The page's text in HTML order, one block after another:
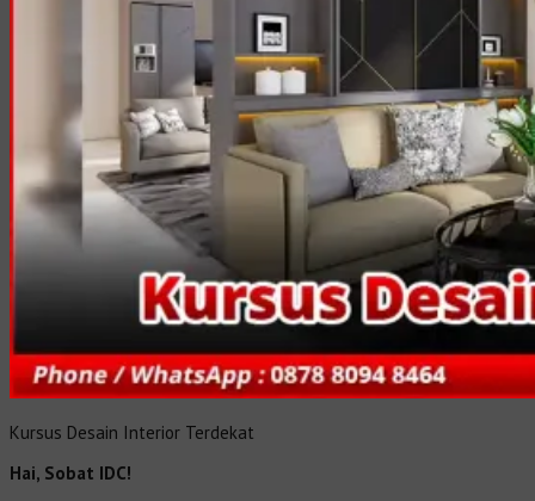
Kursus Desain Interior Terdekat
Hai, Sobat IDC!